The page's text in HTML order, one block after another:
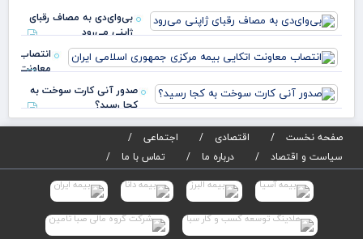
جه
تجدیدپذیر کشور
چقدر شد؟
بی‌وای‌دی به مصاف رقبای
ژاپنی می‌رود
انتصاب
معاونت
بیمه
مرکزی
جمهوری
صدور آنی کارت سوخت به
کجا رسید؟
صفحه نخست
اقتصادی
اجتماعی
سیاست و اقتصاد
درباره ما تماس با ما